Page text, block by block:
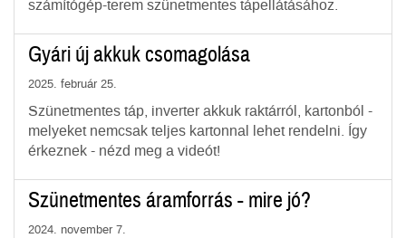
számítógép-terem szünetmentes tápellátásához.
Gyári új akkuk csomagolása
2025. február 25.
Szünetmentes táp, inverter akkuk raktárról, kartonból -
melyeket nemcsak teljes kartonnal lehet rendelni. Így
érkeznek - nézd meg a videót!
Szünetmentes áramforrás - mire jó?
2024. november 7.